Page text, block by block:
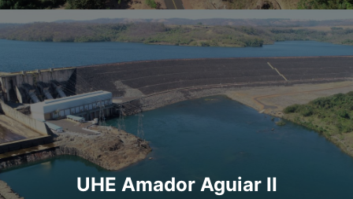
UHE Amador Aguiar II